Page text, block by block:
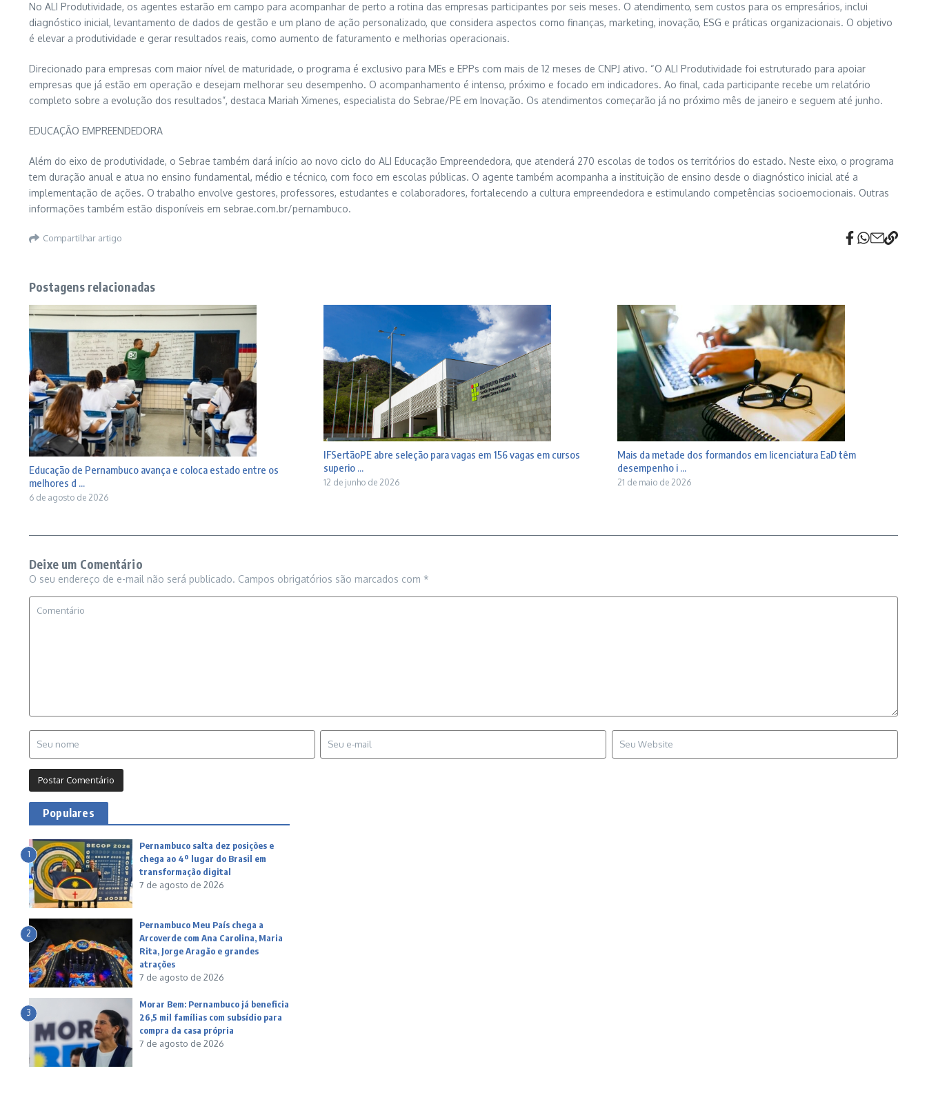
No ALI Produtividade, os agentes estarão em campo para acompanhar de perto a rotina das empresas participantes por seis meses. O atendimento, sem custos para os empresários, inclui
diagnóstico inicial, levantamento de dados de gestão e um plano de ação personalizado, que considera aspectos como finanças, marketing, inovação, ESG e práticas organizacionais. O objetivo
é elevar a produtividade e gerar resultados reais, como aumento de faturamento e melhorias operacionais.
Direcionado para empresas com maior nível de maturidade, o programa é exclusivo para MEs e EPPs com mais de 12 meses de CNPJ ativo. “O ALI Produtividade foi estruturado para apoiar
empresas que já estão em operação e desejam melhorar seu desempenho. O acompanhamento é intenso, próximo e focado em indicadores. Ao final, cada participante recebe um relatório
completo sobre a evolução dos resultados”, destaca Mariah Ximenes, especialista do Sebrae/PE em Inovação. Os atendimentos começarão já no próximo mês de janeiro e seguem até junho.
EDUCAÇÃO EMPREENDEDORA
Além do eixo de produtividade, o Sebrae também dará início ao novo ciclo do ALI Educação Empreendedora, que atenderá 270 escolas de todos os territórios do estado. Neste eixo, o programa
tem duração anual e atua no ensino fundamental, médio e técnico, com foco em escolas públicas. O agente também acompanha a instituição de ensino desde o diagnóstico inicial até a
implementação de ações. O trabalho envolve gestores, professores, estudantes e colaboradores, fortalecendo a cultura empreendedora e estimulando competências socioemocionais. Outras
informações também estão disponíveis em sebrae.com.br/pernambuco.
Compartilhar artigo
Postagens relacionadas
Educação de Pernambuco avança e coloca estado entre os
melhores d ...
6 de agosto de 2026
IFSertãoPE abre seleção para vagas em 156 vagas em cursos
superio ...
12 de junho de 2026
Mais da metade dos formandos em licenciatura EaD têm
desempenho i ...
21 de maio de 2026
Deixe um Comentário
O seu endereço de e-mail não será publicado. Campos obrigatórios são marcados com *
Populares
1
Pernambuco salta dez posições e
chega ao 4º lugar do Brasil em
transformação digital
7 de agosto de 2026
2
Pernambuco Meu País chega a
Arcoverde com Ana Carolina, Maria
Rita, Jorge Aragão e grandes
atrações
7 de agosto de 2026
3
Morar Bem: Pernambuco já beneficia
26,5 mil famílias com subsídio para
compra da casa própria
7 de agosto de 2026